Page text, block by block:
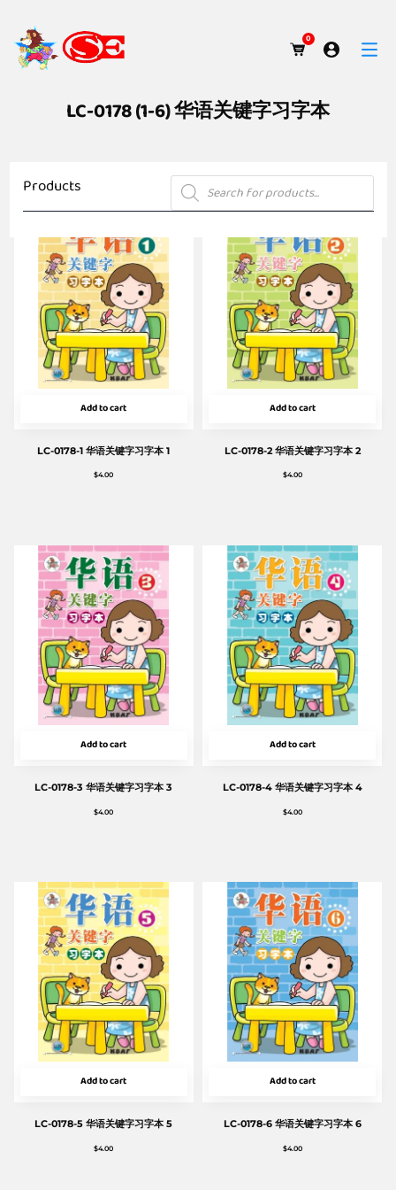
0
LC-0178 (1-6) 华语关键字习字本
Products Products
search
Add to cart
LC-0178-1 华语关键字习字本 1
$4.00
Add to cart
LC-0178-2 华语关键字习字本 2
$4.00
Add to cart
LC-0178-3 华语关键字习字本 3
$4.00
Add to cart
LC-0178-4 华语关键字习字本 4
$4.00
Add to cart
LC-0178-5 华语关键字习字本 5
$4.00
Add to cart
LC-0178-6 华语关键字习字本 6
$4.00